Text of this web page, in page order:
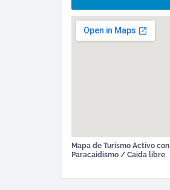
Mapa de Turismo Activo con
Paracaidismo / Caida libre